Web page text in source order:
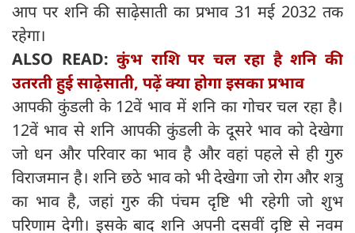
आप पर शनि की साढ़ेसाती का प्रभाव 31 मई 2032 तक
रहेगा।
ALSO READ:कुंभ राशि पर चल रहा है शनि की
उतरती हुई साढ़ेसाती, पढ़ें क्या होगा इसका प्रभाव
आपकी कुंडली के 12वें भाव में शनि का गोचर चल रहा है।
12वें भाव से शनि आपकी कुंडली के दूसरे भाव को देखेगा
जो धन और परिवार का भाव है और वहां पहले से ही गुरु
विराजमान है। शनि छठे भाव को भी देखेगा जो रोग और शत्रु
का भाव है, जहां गुरु की पंचम दृष्टि भी रहेगी जो शुभ
परिणाम देगी। इसके बाद शनि अपनी दसवीं दृष्टि से नवम